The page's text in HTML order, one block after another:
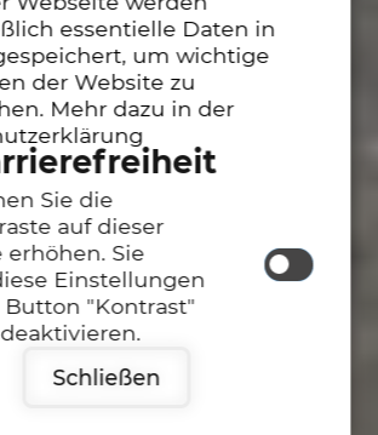
Wohneinheiten werden
und Deizisau
der letzte
in Altbach wird
im August 2024
Teranet hat im Bereich des
mit den Verlegearbeiten
vom 19.04. bis 19.05. verlegt
eine Glasfaserleitung
an der Hochbrücke bis
Straße Einmündung
Dazu muss am
die Esslinger Straße in
Woche überquert
essentielle Daten in
um wichtige
der Website zu
Mehr dazu in der
Sie die
auf dieser
erhöhen. Sie
Einstellungen
"Kontrast"
Schließen